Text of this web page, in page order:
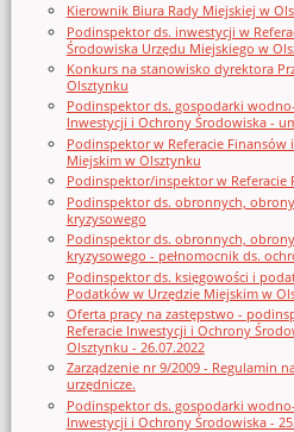
Kierownik Biura Rady Miejskiej w
Podinspektor ds. inwestycji w
Środowiska Urzędu Miejskiego w
Konkurs na stanowisko dyrektora
Olsztynku
Podinspektor ds. gospodarki
Inwestycji i Ochrony Środowiska -
Podinspektor w Referacie Finansów
Miejskim w Olsztynku
Podinspektor/inspektor w Referacie
Podinspektor ds. obronnych,
kryzysowego
Podinspektor ds. obronnych,
kryzysowego - pełnomocnik ds.
Podinspektor ds. księgowości i
Podatków w Urzędzie Miejskim w
Oferta pracy na zastępstwo -
Referacie Inwestycji i Ochrony
Olsztynku - 26.07.2022
Zarządzenie nr 9/2009 - Regulamin
urzędnicze.
Podinspektor ds. gospodarki
Inwestycji i Ochrony Środowiska -